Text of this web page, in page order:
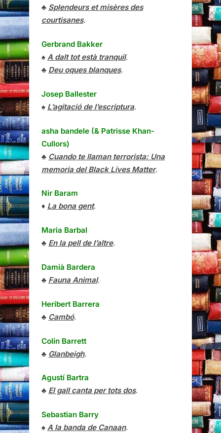
♣ Splendeurs et misères des
courtisanes.
Gerbrand Bakker
♠ A dalt tot està tranquil.
♣ Deu oques blanques.
Josep Ballester
♠ L’agitació de l’escriptura.
asha bandele (& Patrisse Khan-
Cullors)
♣ Cuando te llaman terrorista: Una
memoria del Black Lives Matter.
Nir Baram
♦ La bona gent.
Maria Barbal
♣ En la pell de l’altre.
Damià Bardera
♣ Fauna Animal.
Heribert Barrera
♣ Cambó.
Colin Barrett
♣ Glanbeigh.
Agustí Bartra
♣ El gall canta per tots dos.
Sebastian Barry
♠ A la banda de Canaan.